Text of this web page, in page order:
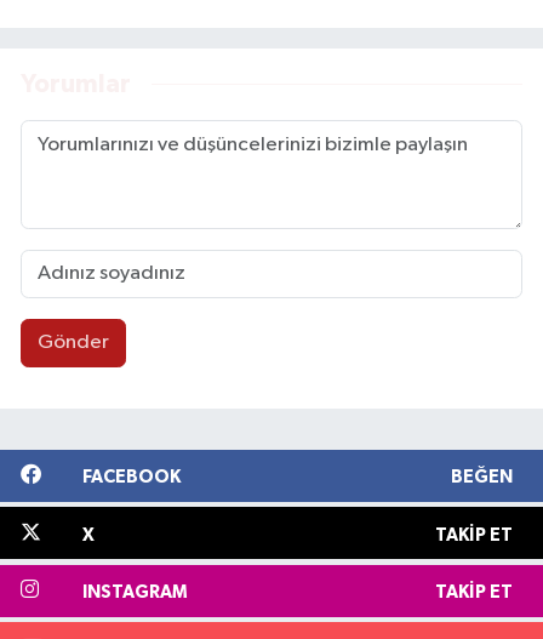
Gönder
FACEBOOK BEĞEN
X TAKIP ET
INSTAGRAM TAKIP ET